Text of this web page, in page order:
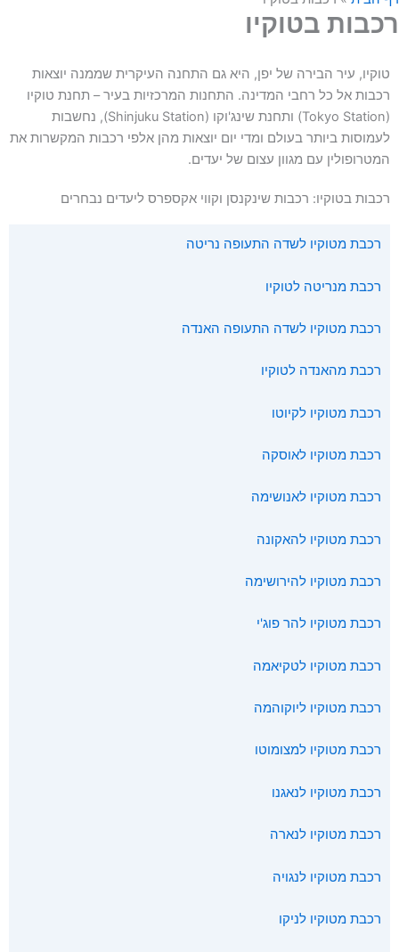
רכבות בטוקיו
טוקיו, עיר הבירה של יפן, היא גם התחנה העיקרית שממנה יוצאות
רכבות אל כל רחבי המדינה. התחנות המרכזיות בעיר – תחנת טוקיו
(Tokyo Station) ותחנת שינג'וקו (Shinjuku Station), נחשבות
לעמוסות ביותר בעולם ומדי יום יוצאות מהן אלפי רכבות המקשרות את
המטרופולין עם מגוון עצום של יעדים.
רכבות בטוקיו: רכבות שינקנסן וקווי אקספרס ליעדים נבחרים
רכבת מטוקיו לשדה התעופה נריטה
רכבת מנריטה לטוקיו
רכבת מטוקיו לשדה התעופה האנדה
רכבת מהאנדה לטוקיו
רכבת מטוקיו לקיוטו
רכבת מטוקיו לאוסקה
רכבת מטוקיו לאנושימה
רכבת מטוקיו להאקונה
רכבת מטוקיו להירושימה
רכבת מטוקיו להר פוג'י
רכבת מטוקיו לטקיאמה
רכבת מטוקיו ליוקוהמה
רכבת מטוקיו למצומוטו
רכבת מטוקיו לנאגנו
רכבת מטוקיו לנארה
רכבת מטוקיו לנגויה
רכבת מטוקיו לניקו